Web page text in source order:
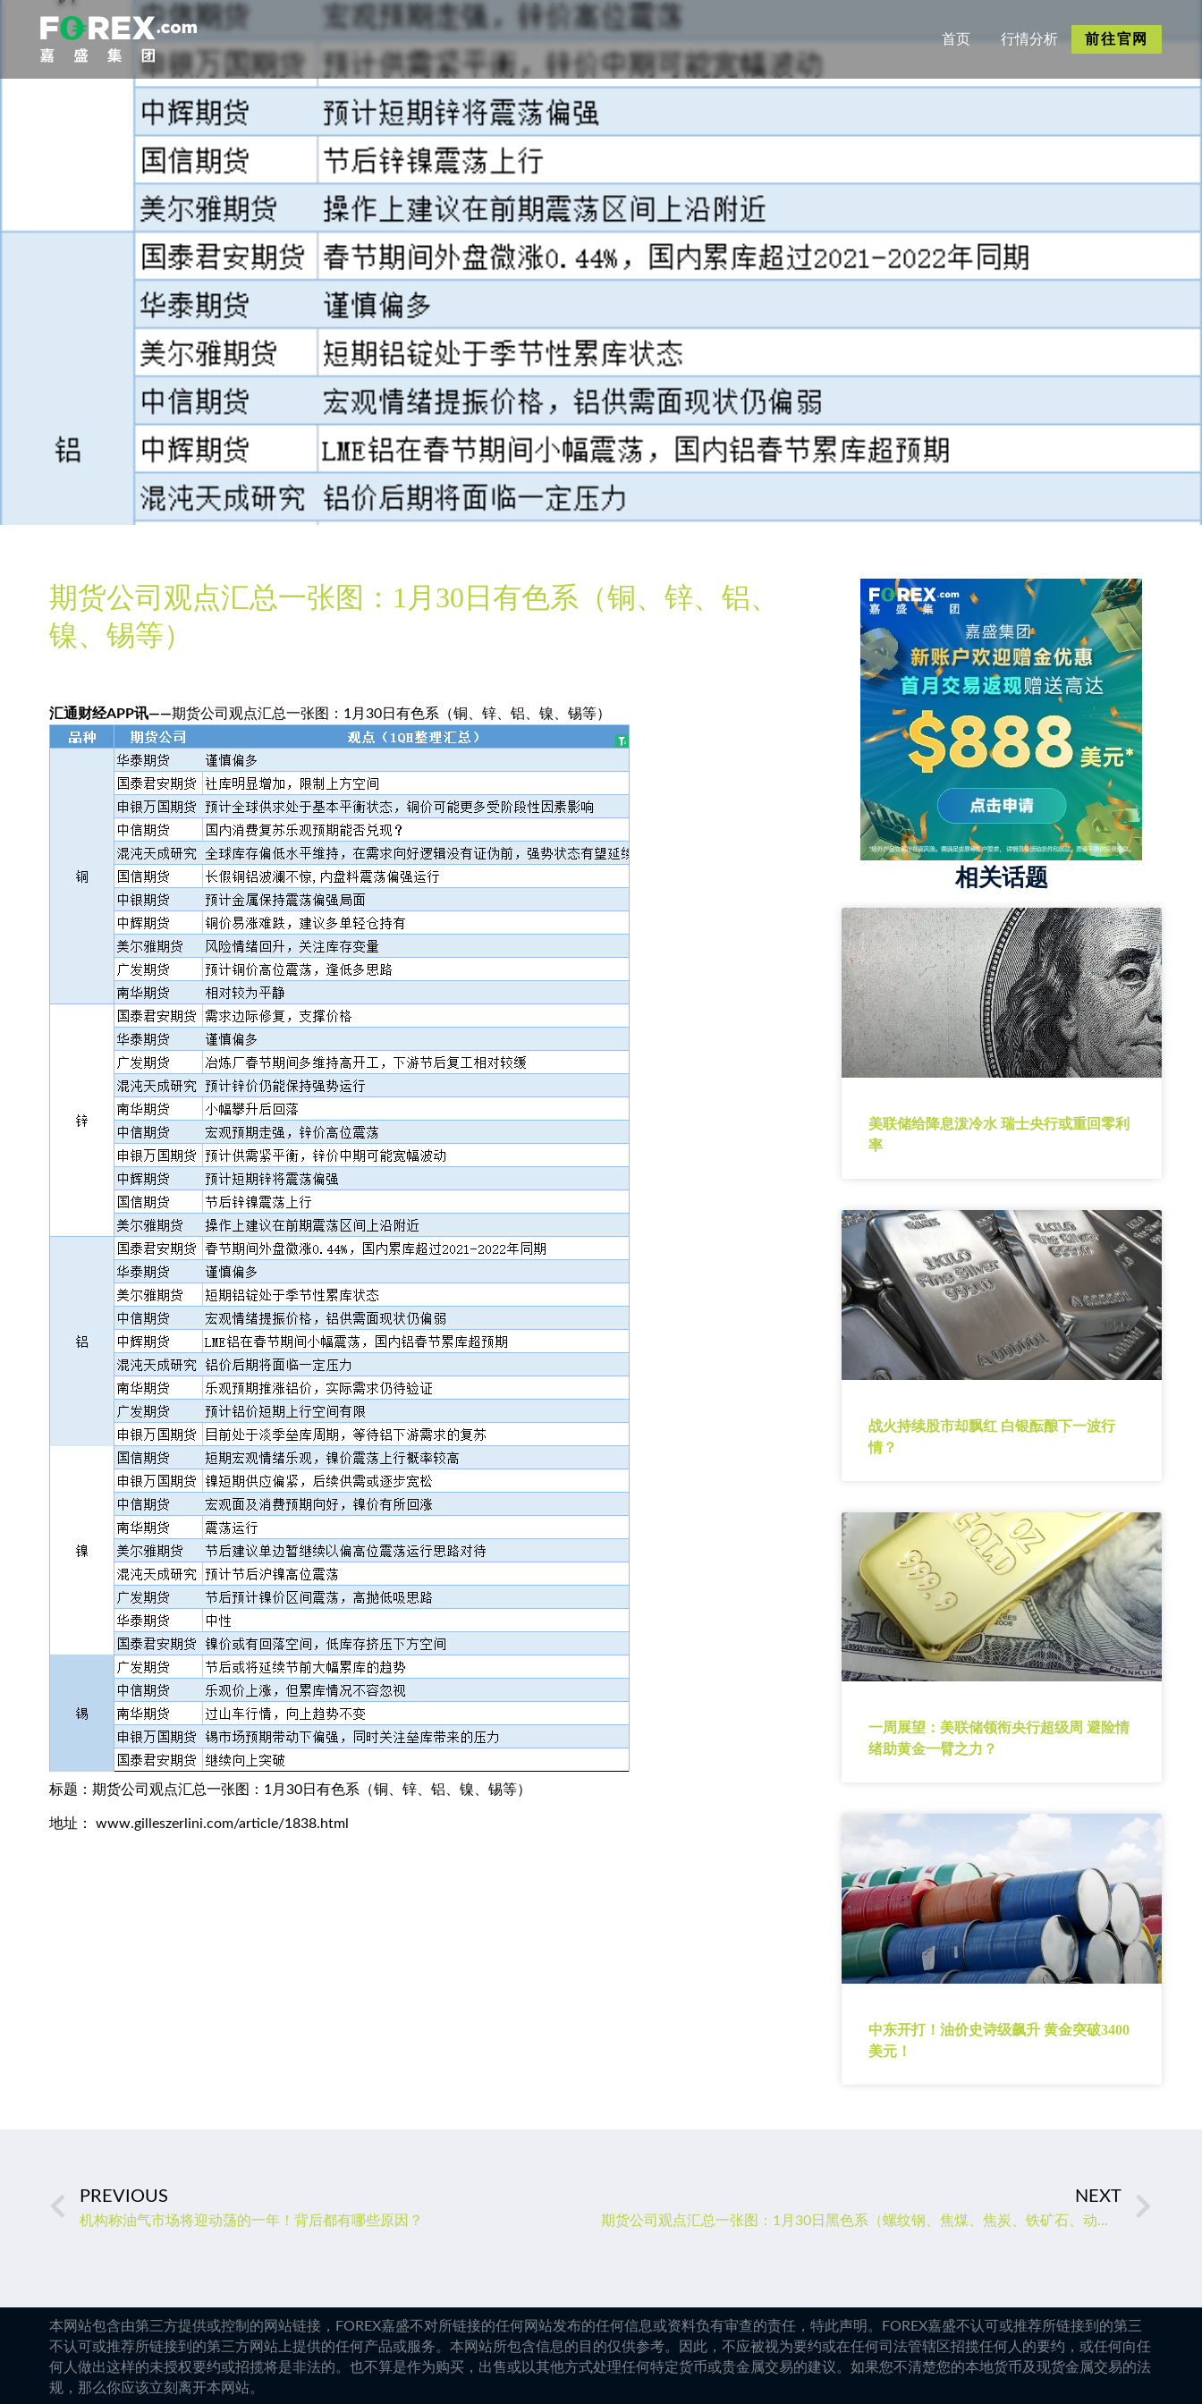
首页 行情分析 前往官网
期货公司观点汇总一张图：1月30日有色系（铜、锌、铝、
镍、锡等）
汇通财经APP讯——期货公司观点汇总一张图：1月30日有色系（铜、锌、铝、镍、锡等）
标题：期货公司观点汇总一张图：1月30日有色系（铜、锌、铝、镍、锡等）
地址： www.gilleszerlini.com/article/1838.html
相关话题
美联储给降息泼冷水 瑞士央行或重回零利
率
战火持续股市却飘红 白银酝酿下一波行
情？
一周展望：美联储领衔央行超级周 避险情
绪助黄金一臂之力？
中东开打！油价史诗级飙升 黄金突破3400
美元！
PREVIOUS
机构称油气市场将迎动荡的一年！背后都有哪些原因？
NEXT
期货公司观点汇总一张图：1月30日黑色系（螺纹钢、焦煤、焦炭、铁矿石、动力煤等）
本网站包含由第三方提供或控制的网站链接，FOREX嘉盛不对所链接的任何网站发布的任何信息或资料负有审查的责任，特此声明。FOREX嘉盛不认可或推荐所链接到的第三
不认可或推荐所链接到的第三方网站上提供的任何产品或服务。本网站所包含信息的目的仅供参考。因此，不应被视为要约或在任何司法管辖区招揽任何人的要约，或任何向任
何人做出这样的未授权要约或招揽将是非法的。也不算是作为购买，出售或以其他方式处理任何特定货币或贵金属交易的建议。如果您不清楚您的本地货币及现货金属交易的法
规，那么你应该立刻离开本网站。